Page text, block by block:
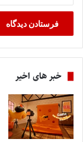
خبر های اخیر